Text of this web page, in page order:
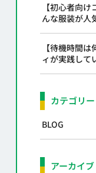
【初心者向
んな服装が人
【待機時間
ィが実践して
カテゴリー
BLOG
アーカイブ